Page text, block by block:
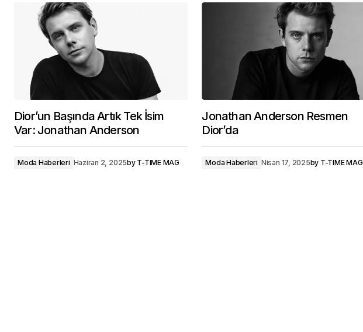
Dior’un Başında Artık Tek İsim
Var: Jonathan Anderson
Moda Haberleri Haziran 2, 2025by T-TIME MAG
Jonathan Anderson Resmen
Dior’da
Moda Haberleri Nisan 17, 2025by T-TIME MAG